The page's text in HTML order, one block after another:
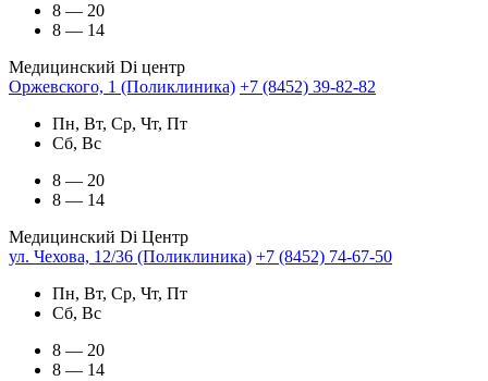
8 — 20
8 — 14
Медицинский Di центр
Оржевского, 1 (Поликлиника) +7 (8452) 39-82-82
Пн, Вт, Ср, Чт, Пт
Сб, Вс
8 — 20
8 — 14
Медицинский Di Центр
ул. Чехова, 12/36 (Поликлиника) +7 (8452) 74-67-50
Пн, Вт, Ср, Чт, Пт
Сб, Вс
8 — 20
8 — 14